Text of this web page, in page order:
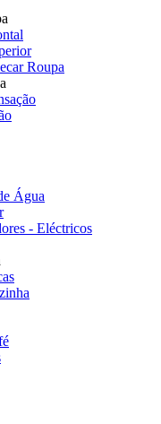
Roupa
Água
- Eléctricos